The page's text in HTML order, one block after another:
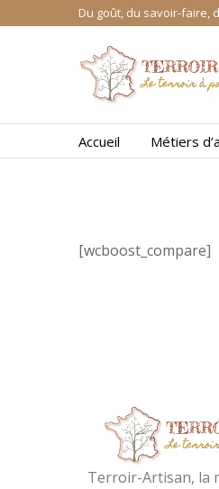
Du goût, du savoir-faire,
Accueil Métiers
[wcboost_compare]
Terroir-Artisan, la